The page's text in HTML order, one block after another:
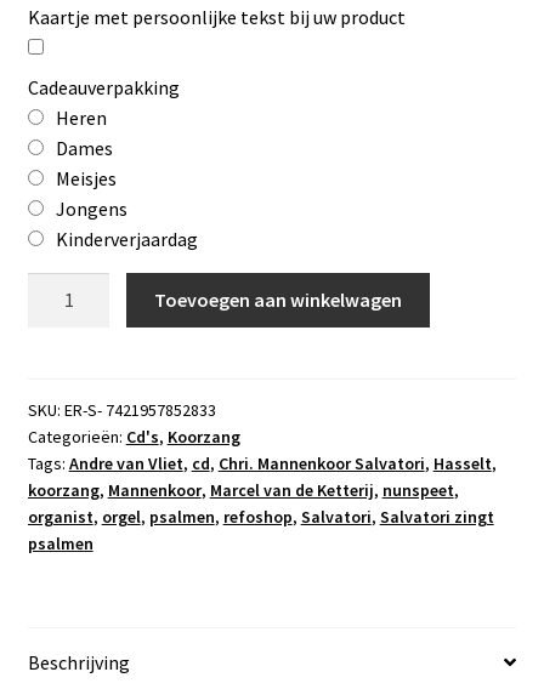
Kaartje met persoonlijke tekst bij uw product
Cadeauverpakking
Heren
Dames
Meisjes
Jongens
Kinderverjaardag
aantal
Toevoegen aan winkelwagen
SKU: ER-S- 7421957852833
Categorieën: Cd's, Koorzang
Tags: Andre van Vliet, cd, Chri. Mannenkoor Salvatori, Hasselt,
koorzang, Mannenkoor, Marcel van de Ketterij, nunspeet,
organist, orgel, psalmen, refoshop, Salvatori, Salvatori zingt
psalmen
Beschrijving